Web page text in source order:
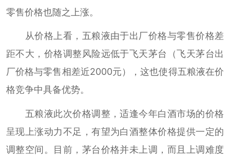
零售价格也随之上涨。
从价格上看，五粮液由于出厂价格与零售价格差
距不大，价格调整风险远低于飞天茅台（飞天茅台出
厂价格与零售相差近2000元），这也使得五粮液在价
格竞争中具备优势。
五粮液此次价格调整，适逢今年白酒市场的价格
呈现上涨动力不足，有望为白酒整体价格提供一定的
调整空间。目前，茅台价格并未上调，而且上调难度